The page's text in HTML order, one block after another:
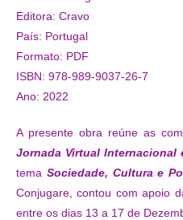
Editora: Cravo
País: Portugal
Formato: PDF
ISBN: 978-989-9037-26-7
Ano: 2022
A presente obra reúne as
Jornada Virtual Internacional
tema Sociedade, Cultura e
Conjugare, contou com apoio
entre os dias 13 a 17 de